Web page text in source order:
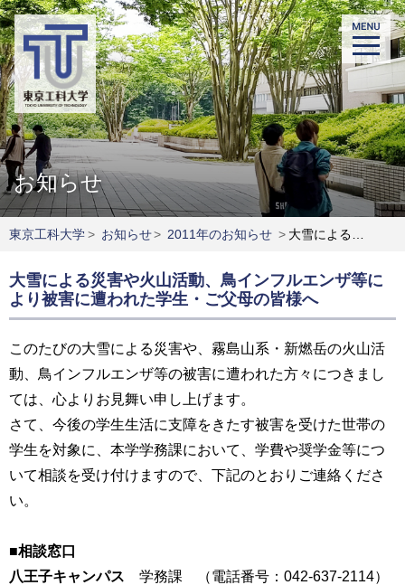
お知らせ
東京工科大学> お知らせ> 2011年のお知らせ > 大雪による災害や火山活動、鳥インフルエンザ等により被害に遭われた学生・ご父母の皆様へ
大雪による災害や火山活動、鳥インフルエンザ等に
より被害に遭われた学生・ご父母の皆様へ
このたびの大雪による災害や、霧島山系・新燃岳の火山活
動、鳥インフルエンザ等の被害に遭われた方々につきまし
ては、心よりお見舞い申し上げます。
さて、今後の学生生活に支障をきたす被害を受けた世帯の
学生を対象に、本学学務課において、学費や奨学金等につ
いて相談を受け付けますので、下記のとおりご連絡くださ
い。
■相談窓口
八王子キャンパス 学務課 （電話番号：042-637-2114）